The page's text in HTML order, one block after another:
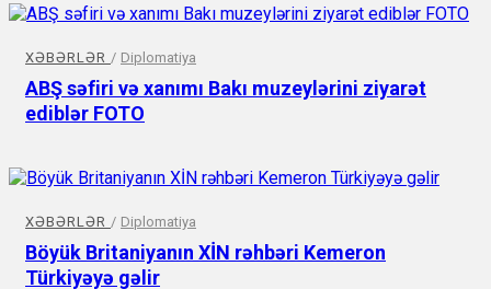
XƏBƏRLƏR / Diplomatiya
ABŞ səfiri və xanımı Bakı muzeylərini ziyarət
ediblər FOTO
XƏBƏRLƏR / Diplomatiya
Böyük Britaniyanın XİN rəhbəri Kemeron
Türkiyəyə gəlir